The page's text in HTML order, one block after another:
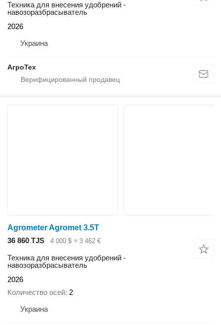
Техника для внесения удобрений -
навозоразбрасыватель
2026
Украина
АгроТех
Agrometer Agromet 3.5T
36 860 TJS
4 000 $ ≈ 3 462 €
Техника для внесения удобрений -
навозоразбрасыватель
2026
Количество осей 2
Украина